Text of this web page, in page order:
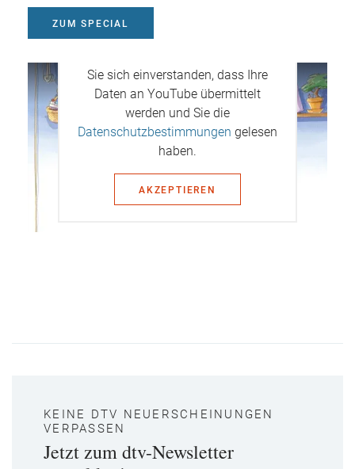
ZUM SPECIAL
Sie sich einverstanden, dass Ihre
Daten an YouTube übermittelt
werden und Sie die
Datenschutzbestimmungen gelesen
haben.
AKZEPTIEREN
KEINE DTV NEUERSCHEINUNGEN
VERPASSEN
Jetzt zum dtv-Newsletter